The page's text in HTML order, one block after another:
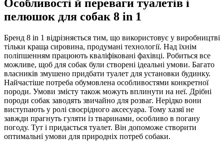
Особливості й переваги туалетів і
пелюшок для собак 8 in 1
Бренд 8 in 1 відрізняється тим, що використовує у виробництві
тільки краща сировина, продумані технології. Над їхнім
поліпшенням працюють кваліфіковані фахівці. Робиться все
можливе, щоб для собак були створені ідеальні умови. Багато
власників змушено придбати туалет для установки будинку.
Найчастіше потреба обумовлена особливостями конкретної
породи. Умови змісту також можуть вплинути на неї. Дрібні
породи собак заводять звичайно для розваг. Нерідко вони
виступають у ролі своєрідного аксесуара. Тому хазяї не
завжди прагнуть гуляти із тваринами, особливо в погану
погоду. Тут і придасться туалет. Він допоможе створити
оптимальні умови для природніх потреб собаки.